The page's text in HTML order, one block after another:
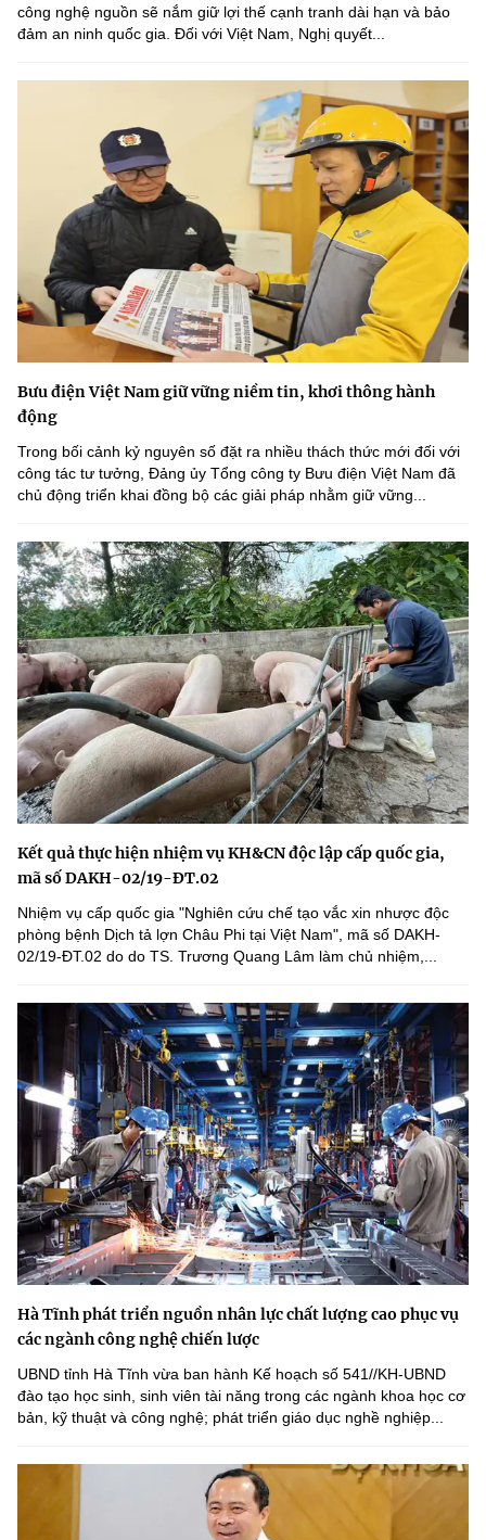
công nghệ nguồn sẽ nắm giữ lợi thế cạnh tranh dài hạn và bảo
đảm an ninh quốc gia. Đối với Việt Nam, Nghị quyết...
Bưu điện Việt Nam giữ vững niềm tin, khơi thông hành
động
Trong bối cảnh kỷ nguyên số đặt ra nhiều thách thức mới đối với
công tác tư tưởng, Đảng ủy Tổng công ty Bưu điện Việt Nam đã
chủ động triển khai đồng bộ các giải pháp nhằm giữ vững...
Kết quả thực hiện nhiệm vụ KH&CN độc lập cấp quốc gia,
mã số DAKH-02/19-ĐT.02
Nhiệm vụ cấp quốc gia "Nghiên cứu chế tạo vắc xin nhược độc
phòng bệnh Dịch tả lợn Châu Phi tại Việt Nam", mã số DAKH-
02/19-ĐT.02 do do TS. Trương Quang Lâm làm chủ nhiệm,...
Hà Tĩnh phát triển nguồn nhân lực chất lượng cao phục vụ
các ngành công nghệ chiến lược
UBND tỉnh Hà Tĩnh vừa ban hành Kế hoạch số 541//KH-UBND
đào tạo học sinh, sinh viên tài năng trong các ngành khoa học cơ
bản, kỹ thuật và công nghệ; phát triển giáo dục nghề nghiệp...